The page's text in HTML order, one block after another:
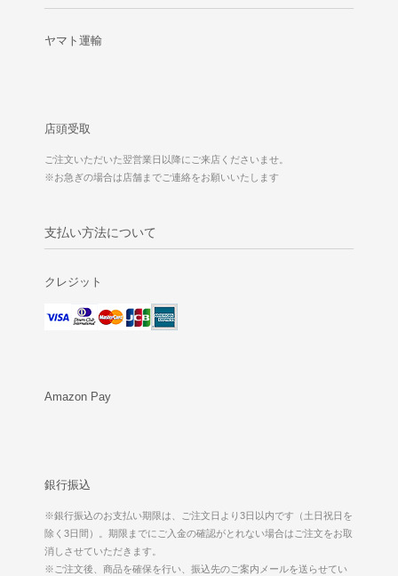
ヤマト運輸
店頭受取
ご注文いただいた翌営業日以降にご来店くださいませ。
※お急ぎの場合は店舗までご連絡をお願いいたします
支払い方法について
クレジット
Amazon Pay
銀行振込
※銀行振込のお支払い期限は、ご注文日より3日以内です（土日祝日を
除く3日間）。期限までにご入金の確認がとれない場合はご注文をお取
消しさせていただきます。
※ご注文後、商品を確保を行い、振込先のご案内メールを送らせてい